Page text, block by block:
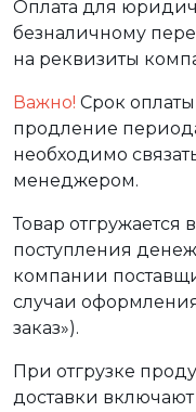
Оплата для
безналичному
на реквизиты
Важно! Срок
продление
необходимо
менеджером.
Товар отгружается
поступления
компании
случаи оформления
заказ»).
При отгрузке
доставки